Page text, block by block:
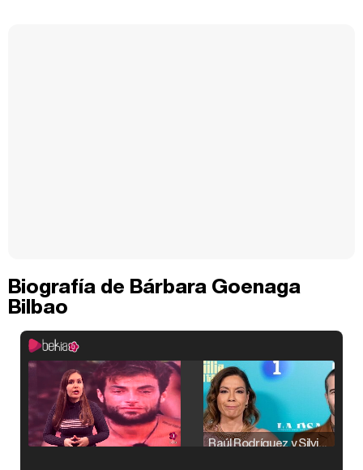
Biografía de Bárbara Goenaga
Bilbao
Raúl Rodríguez y Silvia Taulés nos cuentan su papel en 'La familia de la tele'